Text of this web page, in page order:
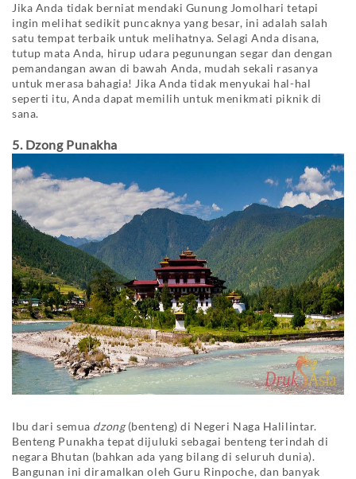
Jika Anda tidak berniat mendaki Gunung Jomolhari tetapi
ingin melihat sedikit puncaknya yang besar, ini adalah salah
satu tempat terbaik untuk melihatnya. Selagi Anda disana,
tutup mata Anda, hirup udara pegunungan segar dan dengan
pemandangan awan di bawah Anda, mudah sekali rasanya
untuk merasa bahagia! Jika Anda tidak menyukai hal-hal
seperti itu, Anda dapat memilih untuk menikmati piknik di
sana.
5. Dzong Punakha
Ibu dari semua dzong(benteng) di Negeri Naga Halilintar.
Benteng Punakha tepat dijuluki sebagai benteng terindah di
negara Bhutan (bahkan ada yang bilang di seluruh dunia).
Bangunan ini diramalkan oleh Guru Rinpoche, dan banyak